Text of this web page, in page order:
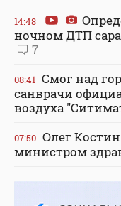
14:48
ночном ДТП
7
08:41 Смог над
санврачи
воздуха
07:50 Олег
министром